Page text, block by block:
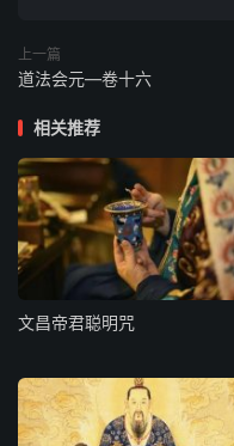
坛善士，亦当尽敬尽诚
事荒怠而获罪於天也。
夫炼师者，本为幽冥鬼神
度之功何有哉。矧鬼神
诚相感。若我悟他亦悟，
念化现。我心昏昧猥小，
大光明，则幽冥亦成天
悟，亦返邪归正矣。倘
神窥笑，愈增障蔽，又
其水火先后之说，有先
为坎离，或以两肾之炁
上一篇
道法会元—卷十六
相关推荐
文昌帝君聪明咒